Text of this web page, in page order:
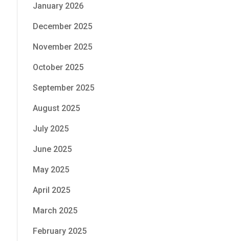
January 2026
December 2025
November 2025
October 2025
September 2025
August 2025
July 2025
June 2025
May 2025
April 2025
March 2025
February 2025